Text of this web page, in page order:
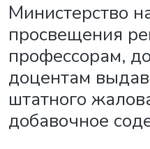
Министерство
просвещения
профессорам,
доцентам
штатного
добавочное